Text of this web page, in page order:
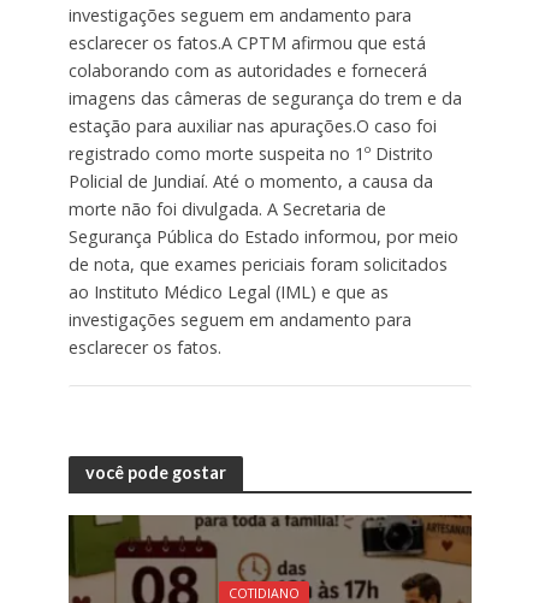
investigações seguem em andamento para
esclarecer os fatos.A CPTM afirmou que está
colaborando com as autoridades e fornecerá
imagens das câmeras de segurança do trem e da
estação para auxiliar nas apurações.O caso foi
registrado como morte suspeita no 1º Distrito
Policial de Jundiaí. Até o momento, a causa da
morte não foi divulgada. A Secretaria de
Segurança Pública do Estado informou, por meio
de nota, que exames periciais foram solicitados
ao Instituto Médico Legal (IML) e que as
investigações seguem em andamento para
esclarecer os fatos.
você pode gostar
COTIDIANO